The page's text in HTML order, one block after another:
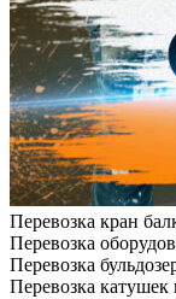
Перевозка кран
Перевозка
Перевозка
Перевозка катушек